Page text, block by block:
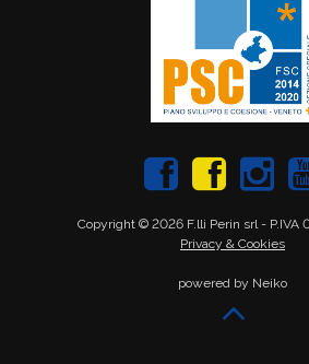
Copyright © 2026 F.lli Perin srl - P.IVA
Privacy & Cookies
powered by Neiko